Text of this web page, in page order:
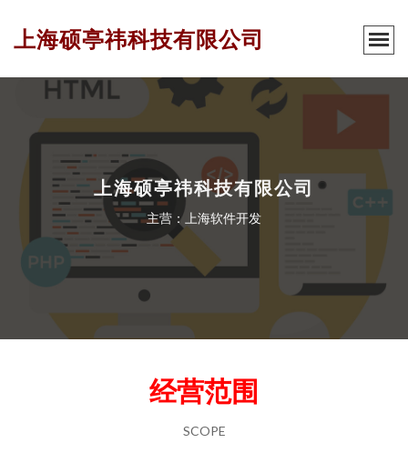
上海硕亭祎科技有限公司
上海硕亭祎科技有限公司
主营：上海软件开发
经营范围
SCOPE